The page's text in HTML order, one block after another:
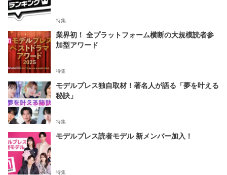
特集
業界初！ 全プラットフォーム横断の大規模読者参
加型アワード
特集
モデルプレス独自取材！著名人が語る「夢を叶える
秘訣」
特集
モデルプレス読者モデル 新メンバー加入！
特集